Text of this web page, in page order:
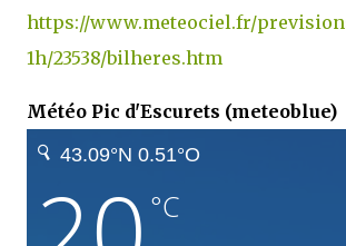
https://www.meteociel.fr/
1h/23538/bilheres.htm
Météo Pic d'Escurets (meteoblue)